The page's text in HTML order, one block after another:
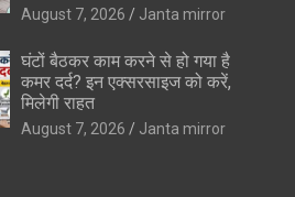
August 7, 2026 Janta mirror
घंटों बैठकर काम करने से हो गया है
कमर दर्द? इन एक्सरसाइज को करें,
मिलेगी राहत
August 7, 2026 Janta mirror